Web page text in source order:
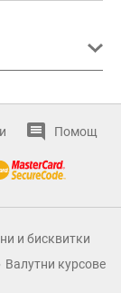
Помощ
и бисквитки
Валутни курсове